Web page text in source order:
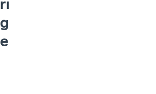
ri
g
e